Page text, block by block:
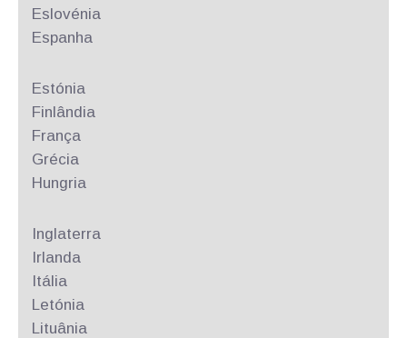
Eslovénia
Espanha
Estónia
Finlândia
França
Grécia
Hungria
Inglaterra
Irlanda
Itália
Letónia
Lituânia